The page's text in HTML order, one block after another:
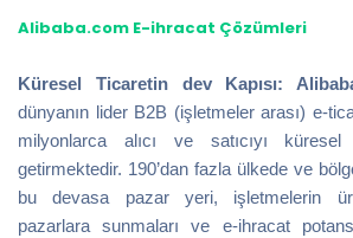
Alibaba.com E-ihracat Çözümleri
Küresel Ticaretin dev Kapısı:
dünyanın lider B2B (işletmeler arası) e-
milyonlarca alıcı ve satıcıyı
getirmektedir. 190’dan fazla ülkede ve
bu devasa pazar yeri, işletmelerin
pazarlara sunmaları ve e-ihracat